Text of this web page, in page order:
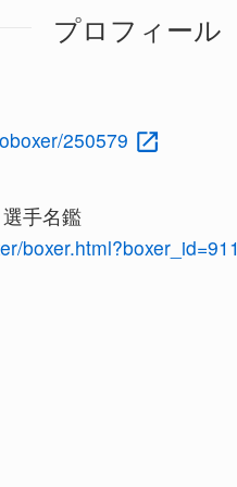
プロフィール
250579
手名鑑
boxer.html?boxer_id=911